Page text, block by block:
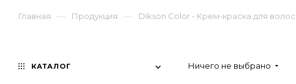
Главная — Продукция — Dikson Color - Крем-краска для волос
Ничего не выбрано
КАТАЛОГ